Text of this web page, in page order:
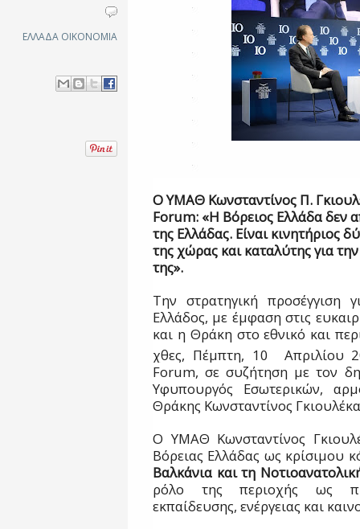
ΕΛΛΑΔΑ ΟΙΚΟΝΟΜΙΑ
Ο ΥΜΑΘ Κωνσταντίνος Π.
Forum: «Η Βόρειος Ελλάδα δεν
της Ελλάδας. Είναι κινητήριος
της χώρας και καταλύτης για
της».
Την στρατηγική προσέγγιση
Ελλάδος, με έμφαση στις
και η Θράκη στο εθνικό και
χθες, Πέμπτη, 10
Απριλίου
Forum, σε συζήτηση με τον
Υφυπουργός Εσωτερικών,
Θράκης Κωνσταντίνος
Ο ΥΜΑΘ Κωνσταντίνος
Βόρειας Ελλάδας ως κρίσιμου
Βαλκάνια και τη
ρόλο της περιοχής ως
εκπαίδευσης, ενέργειας και